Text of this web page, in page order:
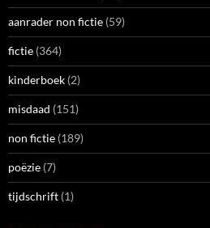
aanrader non fictie (59)
fictie (364)
kinderboek (2)
misdaad (151)
non fictie (189)
poëzie (7)
tijdschrift (1)